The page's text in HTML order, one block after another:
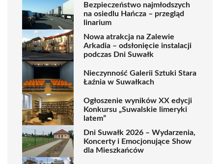
Bezpieczeństwo najmłodszych
na osiedlu Hańcza – przegląd
linarium
Nowa atrakcja na Zalewie
Arkadia – odsłonięcie instalacji
podczas Dni Suwałk
Nieczynność Galerii Sztuki Stara
Łaźnia w Suwałkach
Ogłoszenie wyników XX edycji
Konkursu „Suwalskie limeryki
latem”
Dni Suwałk 2026 – Wydarzenia,
Koncerty i Emocjonujące Show
dla Mieszkańców